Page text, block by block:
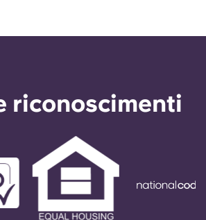
riconoscimenti